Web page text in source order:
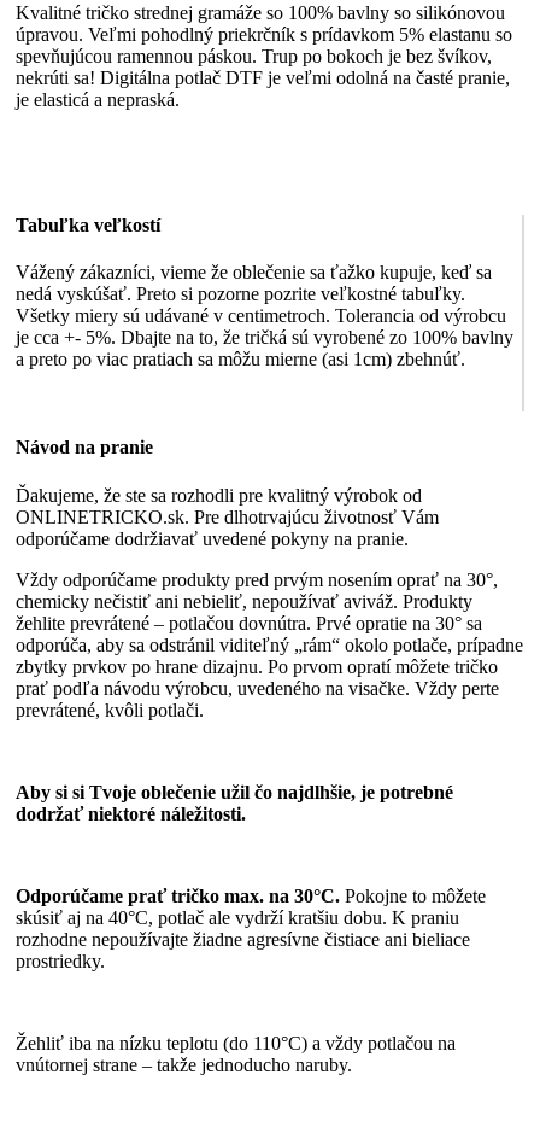
Kvalitné tričko strednej gramáže so 100% bavlny so silikónovou
úpravou. Veľmi pohodlný priekrčník s prídavkom 5% elastanu so
spevňujúcou ramennou páskou. Trup po bokoch je bez švíkov,
nekrúti sa! Digitálna potlač DTF je veľmi odolná na časté pranie,
je elasticá a nepraská.
Tabuľka veľkostí
Vážený zákazníci, vieme že oblečenie sa ťažko kupuje, keď sa
nedá vyskúšať. Preto si pozorne pozrite veľkostné tabuľky.
Všetky miery sú udávané v centimetroch. Tolerancia od výrobcu
je cca +- 5%. Dbajte na to, že tričká sú vyrobené zo 100% bavlny
a preto po viac pratiach sa môžu mierne (asi 1cm) zbehnúť.
Návod na pranie
Ďakujeme, že ste sa rozhodli pre kvalitný výrobok od
ONLINETRICKO.sk. Pre dlhotrvajúcu životnosť Vám
odporúčame dodržiavať uvedené pokyny na pranie.
Vždy odporúčame produkty pred prvým nosením oprať na 30°,
chemicky nečistiť ani nebieliť, nepoužívať aviváž. Produkty
žehlite prevrátené – potlačou dovnútra. Prvé opratie na 30° sa
odporúča, aby sa odstránil viditeľný „rám“ okolo potlače, prípadne
zbytky prvkov po hrane dizajnu. Po prvom opratí môžete tričko
prať podľa návodu výrobcu, uvedeného na visačke. Vždy perte
prevrátené, kvôli potlači.
Aby si si Tvoje oblečenie užil čo najdlhšie, je potrebné
dodržať niektoré náležitosti.
Odporúčame prať tričko max. na 30°C. Pokojne to môžete
skúsiť aj na 40°C, potlač ale vydrží kratšiu dobu. K praniu
rozhodne nepoužívajte žiadne agresívne čistiace ani bieliace
prostriedky.
Žehliť iba na nízku teplotu (do 110°C) a vždy potlačou na
vnútornej strane – takže jednoducho naruby.